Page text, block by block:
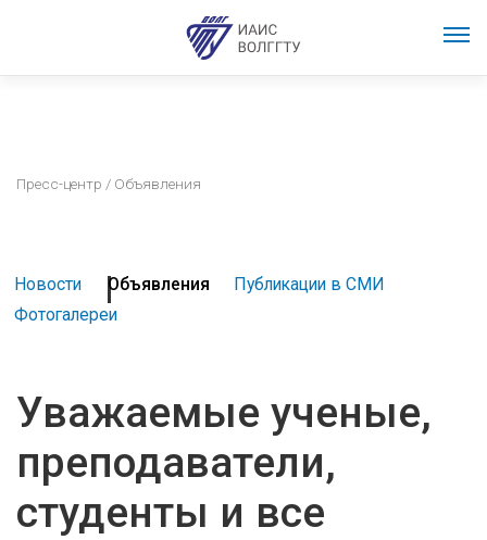
Пресс-центр / Объявления
Новости Объявления
Публикации в СМИ
Фотогалереи
Уважаемые ученые,
преподаватели,
студенты и все